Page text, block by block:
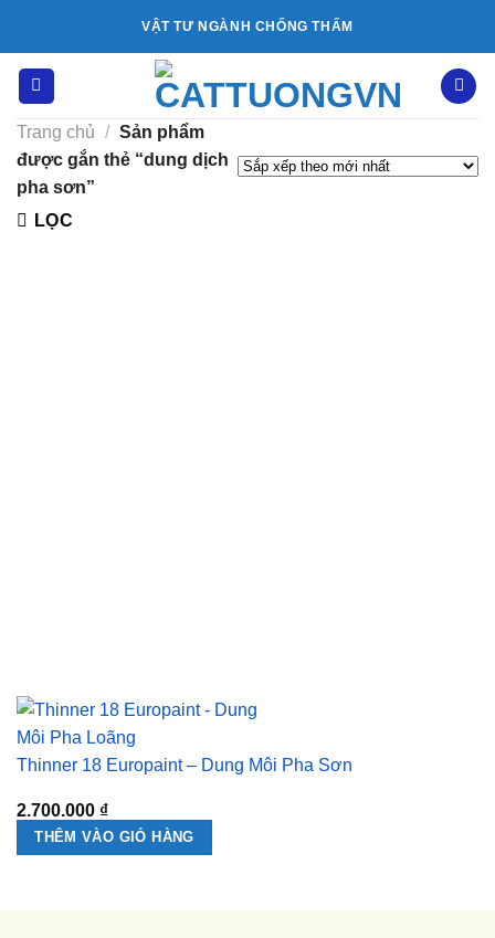
nội
dung
VẬT TƯ NGÀNH CHỐNG THẤM
Trang chủ / Sản phẩm
được gắn thẻ “dung dịch
pha sơn”
LỌC
Thinner 18 Europaint – Dung Môi Pha Sơn
2.700.000 ₫
THÊM VÀO GIỎ HÀNG